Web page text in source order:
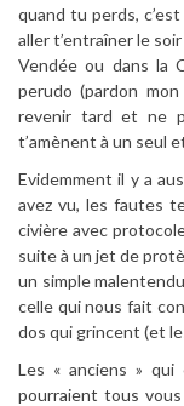
quand tu perds,
aller t’entraîner le
Vendée ou dans la
perudo (pardon
revenir tard et ne
t’amènent à un seul
Evidemment il y a
avez vu, les fautes
civière avec
suite à un jet de
un simple
celle qui nous fait
dos qui grincent (et
Les « anciens »
pourraient tous